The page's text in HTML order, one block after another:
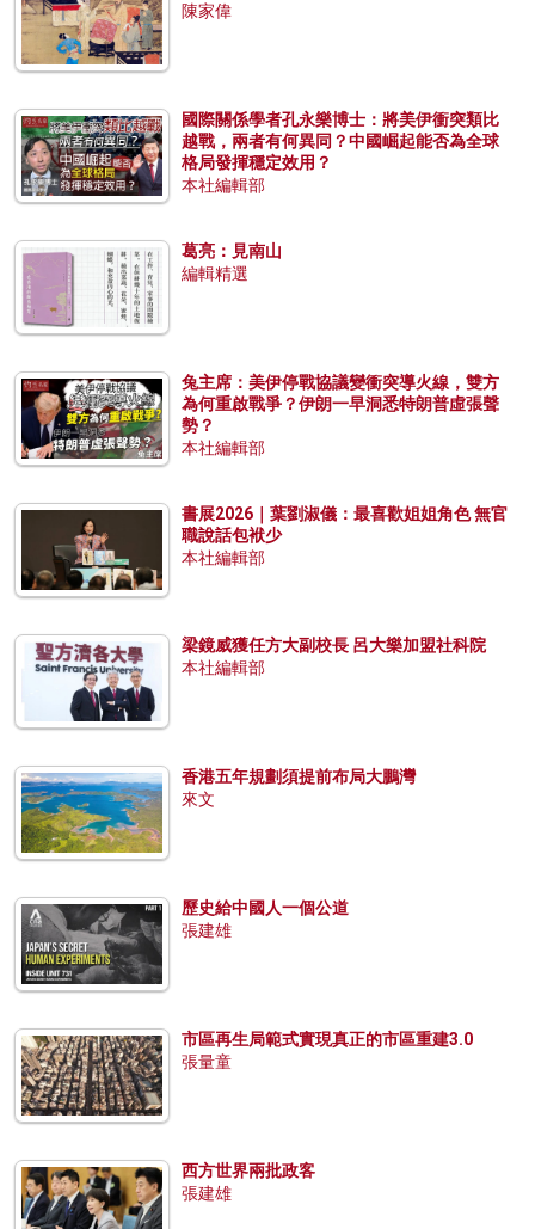
陳家偉
國際關係學者孔永樂博士：將美伊衝突類比
越戰，兩者有何異同？中國崛起能否為全球
格局發揮穩定效用？
本社編輯部
葛亮：見南山
編輯精選
兔主席：美伊停戰協議變衝突導火線，雙方
為何重啟戰爭？伊朗一早洞悉特朗普虛張聲
勢？
本社編輯部
書展2026｜葉劉淑儀：最喜歡姐姐角色 無官
職說話包袱少
本社編輯部
梁鏡威獲任方大副校長 呂大樂加盟社科院
本社編輯部
香港五年規劃須提前布局大鵬灣
來文
歷史給中國人一個公道
張建雄
市區再生局範式實現真正的市區重建3.0
張量童
西方世界兩批政客
張建雄